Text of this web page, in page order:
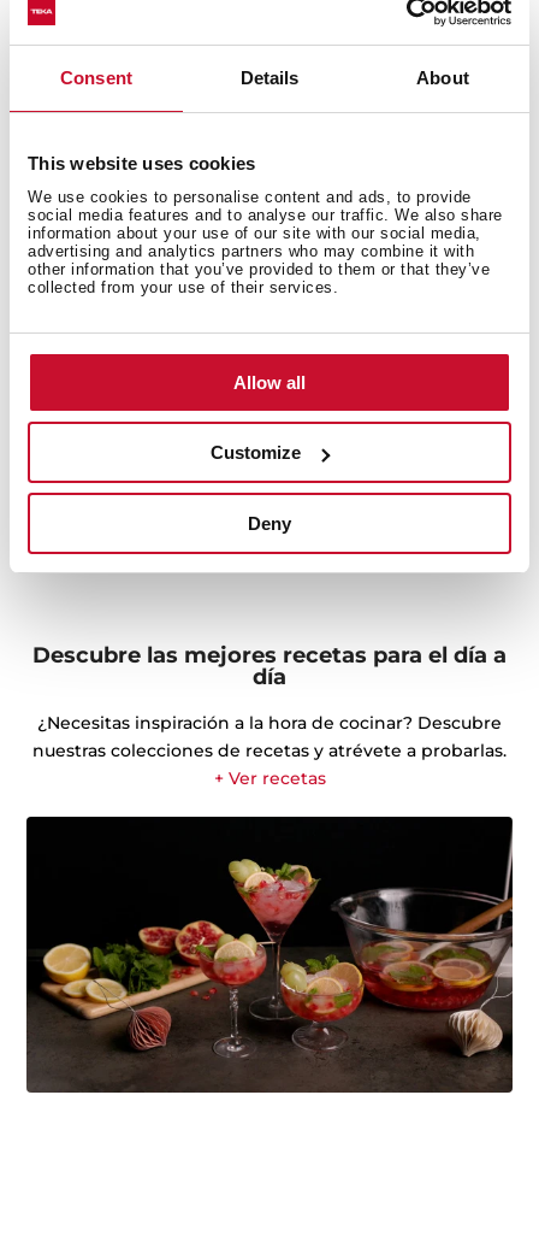
Consent Details About
This website uses cookies
We use cookies to personalise content and ads, to provide
social media features and to analyse our traffic. We also share
information about your use of our site with our social media,
advertising and analytics partners who may combine it with
other information that you’ve provided to them or that they’ve
collected from your use of their services.
Allow all
Customize
Deny
Capacidad
El interior del horno se ha ampliado y optimizado por
lo que se encuentra por encima de la capacidad media
del mercado gracias a su diseño y la ubicación de los
componentes.
Descubre las mejores recetas para el día a
día
¿Necesitas inspiración a la hora de cocinar? Descubre
nuestras colecciones de recetas y atrévete a probarlas.
+ Ver recetas